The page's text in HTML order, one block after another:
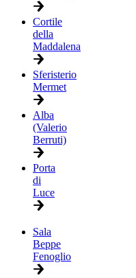
Cortile
della
Maddalena
Sferisterio
Mermet
Alba
(Valerio
Berruti)
Porta
di
Luce
Sala
Beppe
Fenoglio